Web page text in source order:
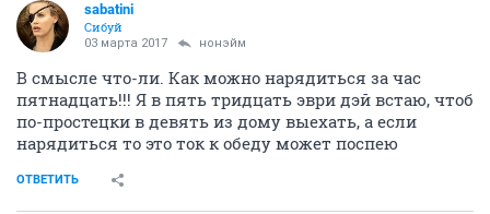
sabatini
Сибуй
03 марта 2017 нонэйм
В смысле что-ли. Как можно нарядиться за час
пятнадцать!!! Я в пять тридцать эври дэй встаю, чтоб
по-простецки в девять из дому выехать, а если
нарядиться то это ток к обеду может поспею
ОТВЕТИТЬ